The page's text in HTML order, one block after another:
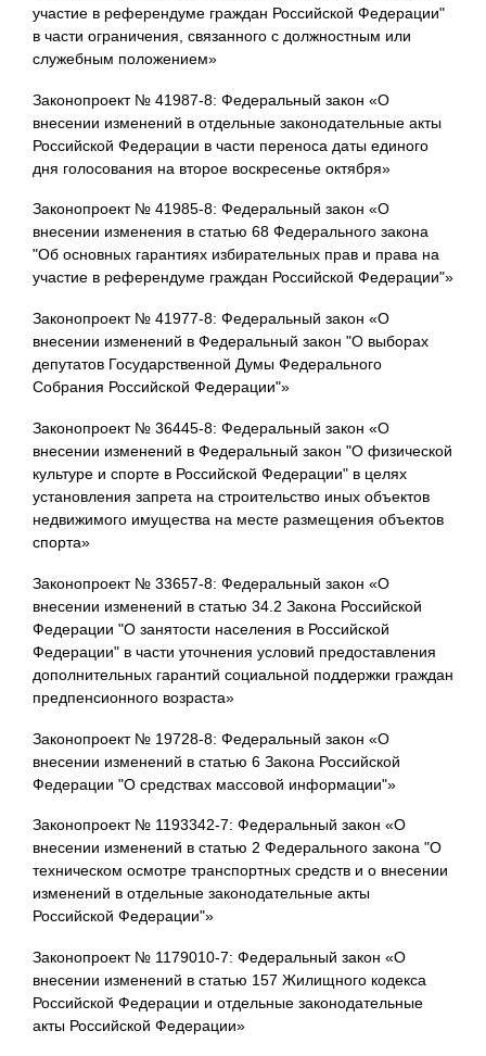
участие в референдуме граждан Российской Федерации"
в части ограничения, связанного с должностным или
служебным положением»
Законопроект № 41987-8: Федеральный закон «О
внесении изменений в отдельные законодательные акты
Российской Федерации в части переноса даты единого
дня голосования на второе воскресенье октября»
Законопроект № 41985-8: Федеральный закон «О
внесении изменения в статью 68 Федерального закона
"Об основных гарантиях избирательных прав и права на
участие в референдуме граждан Российской Федерации"»
Законопроект № 41977-8: Федеральный закон «О
внесении изменений в Федеральный закон "О выборах
депутатов Государственной Думы Федерального
Собрания Российской Федерации"»
Законопроект № 36445-8: Федеральный закон «О
внесении изменений в Федеральный закон "О физической
культуре и спорте в Российской Федерации" в целях
установления запрета на строительство иных объектов
недвижимого имущества на месте размещения объектов
спорта»
Законопроект № 33657-8: Федеральный закон «О
внесении изменений в статью 34.2 Закона Российской
Федерации "О занятости населения в Российской
Федерации" в части уточнения условий предоставления
дополнительных гарантий социальной поддержки граждан
предпенсионного возраста»
Законопроект № 19728-8: Федеральный закон «О
внесении изменений в статью 6 Закона Российской
Федерации "О средствах массовой информации"»
Законопроект № 1193342-7: Федеральный закон «О
внесении изменений в статью 2 Федерального закона "О
техническом осмотре транспортных средств и о внесении
изменений в отдельные законодательные акты
Российской Федерации"»
Законопроект № 1179010-7: Федеральный закон «О
внесении изменений в статью 157 Жилищного кодекса
Российской Федерации и отдельные законодательные
акты Российской Федерации»